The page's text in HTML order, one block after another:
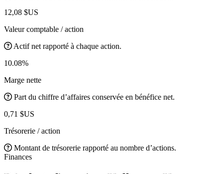
12,08 $US
Valeur comptable / action
Actif net rapporté à chaque action.
10.08%
Marge nette
Part du chiffre d’affaires conservée en bénéfice net.
0,71 $US
Trésorerie / action
Montant de trésorerie rapporté au nombre d’actions.
Finances